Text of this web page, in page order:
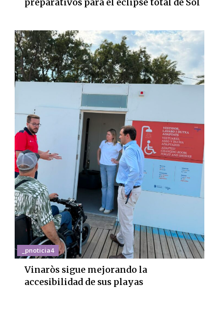
preparativos para el eclipse total de Sol
_pnoticia4
Vinaròs sigue mejorando la
accesibilidad de sus playas